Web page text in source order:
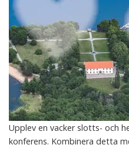
Upplev en vacker slotts- och
konferens. Kombinera detta